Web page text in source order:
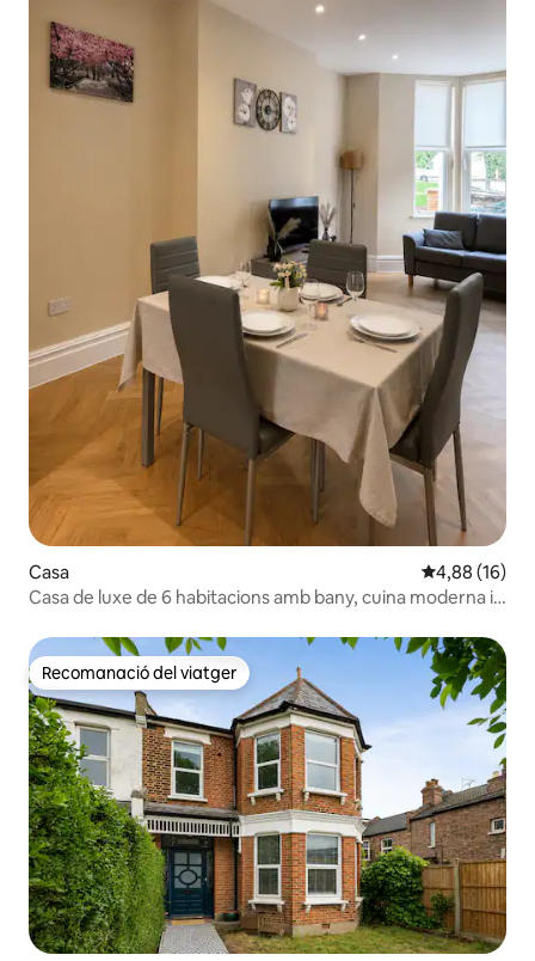
Casa 4,88 de
4,88 (16)
Casa de luxe de 6 habitacions amb bany, cuina moderna i
Recomanació del viatger
Recomanació del viatger